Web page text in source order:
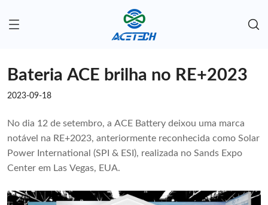
Bateria ACE brilha no RE+2023
2023-09-18
No dia 12 de setembro, a ACE Battery deixou uma marca
notável na RE+2023, anteriormente reconhecida como Solar
Power International (SPI & ESI), realizada no Sands Expo
Center em Las Vegas, EUA.